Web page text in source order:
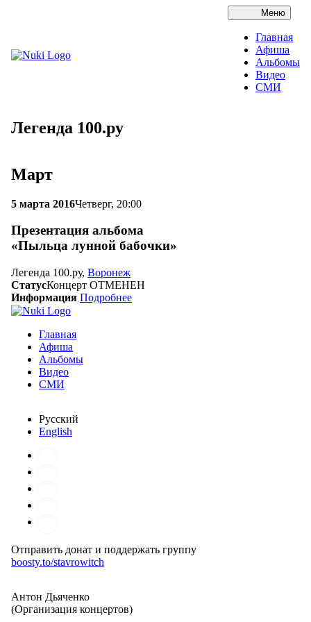
Меню
Главная
Афиша
Альбомы
Видео
СМИ
Легенда 100.ру
Март
5 марта 2016Четверг, 20:00
Презентация альбома
«Пыльца лунной бабочки»
Легенда 100.ру, Воронеж
СтатусКонцерт ОТМЕНЕН
Информация Подробнее
Главная
Афиша
Альбомы
Видео
СМИ
Русский
English
Отправить донат и поддержать группу
boosty.to/stavrowitch
Антон Дьяченко
(Организация концертов)